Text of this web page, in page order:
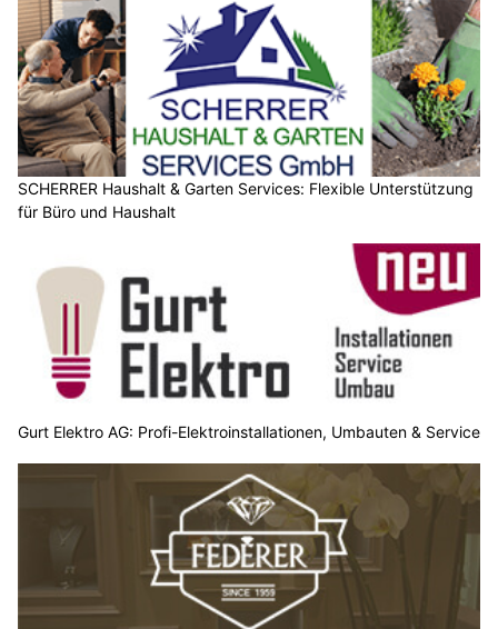
SCHERRER Haushalt & Garten Services: Flexible Unterstützung
für Büro und Haushalt
Gurt Elektro AG: Profi-Elektroinstallationen, Umbauten & Service